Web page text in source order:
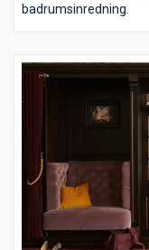
badrumsinredning.